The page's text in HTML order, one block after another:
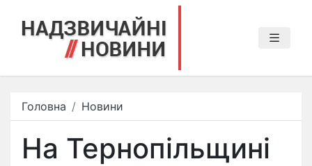
Головна Новини
На Тернопільщині